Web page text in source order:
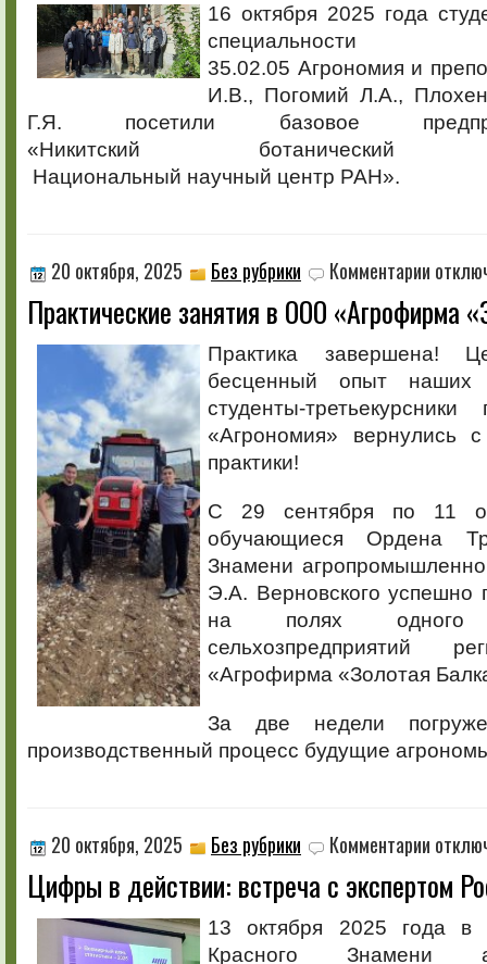
Никитском
саду
16 октября 2025 года
специальности
35.02.05 Агрономия и
И.В., Погомий Л.А.,
Г.Я. посетили базовое
«Никитский
Национальный научный центр РАН».
20 октября, 2025 Без рубрики Комментарии записи
занятия
в
ООО
«Золотая
балка»
Практические занятия в ООО «Агрофирма
Практика завершена!
бесценный опыт наших
студенты-
«Агрономия» вернулись с
практики!
С 29 сентября по 11
обучающиеся Ордена
Знамени
Э.А. Верновского успешно
на полях
«Агрофирма «Золотая
За две недели
производственный процесс будущие
20 октября, 2025 Без рубрики Комментарии записи
Цифры
в
встреча
с
Цифры в действии: встреча с экспертом
13 октября 2025 года в
Красного Знамени